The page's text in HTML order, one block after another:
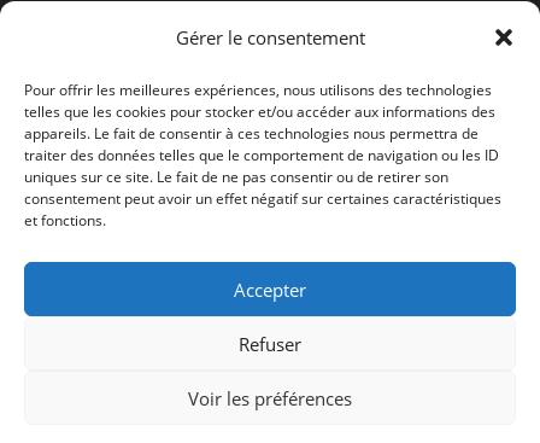
Gérer le consentement
Pour offrir les meilleures expériences, nous utilisons des technologies
telles que les cookies pour stocker et/ou accéder aux informations des
appareils. Le fait de consentir à ces technologies nous permettra de
traiter des données telles que le comportement de navigation ou les ID
uniques sur ce site. Le fait de ne pas consentir ou de retirer son
consentement peut avoir un effet négatif sur certaines caractéristiques
et fonctions.
Accepter
Refuser
Voir les préférences
Amazon et d'autres marques.
Politique d’affiliation
Mentions légales
Politique de cookies (UE)